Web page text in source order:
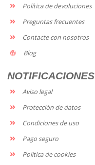
Política de devoluciones
Preguntas frecuentes
Contacte con nosotros
Blog
NOTIFICACIONES
Aviso legal
Protección de datos
Condiciones de uso
Pago seguro
Política de cookies